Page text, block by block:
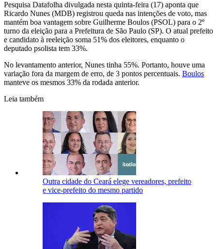
Pesquisa Datafolha divulgada nesta quinta-feira (17) aponta que
Ricardo Nunes (MDB) registrou queda nas intenções de voto, mas
mantém boa vantagem sobre Guilherme Boulos (PSOL) para o 2º
turno da eleição para a Prefeitura de São Paulo (SP). O atual prefeito
e candidato à reeleição soma 51% dos eleitores, enquanto o
deputado psolista tem 33%.
No levantamento anterior, Nunes tinha 55%. Portanto, houve uma
variação fora da margem de erro, de 3 pontos percentuais. Boulos
manteve os mesmos 33% da rodada anterior.
Leia também
Outra cidade do Ceará elege vereadores, prefeito
e vice-prefeito do mesmo partido